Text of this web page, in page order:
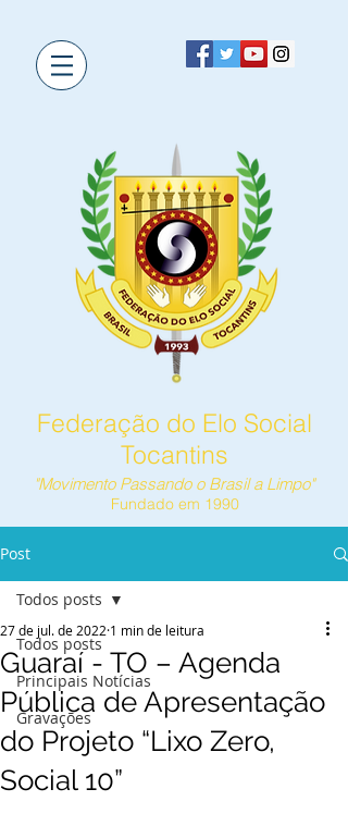
Federação do Elo Social
Tocantins
"Movimento Passando o Brasil a Limpo"
Fundado em 1990
Post
Todos posts
Principais Notícias
Gravações
Todos posts
Guaraí - TO – Agenda
Pública de Apresentação
do Projeto “Lixo Zero,
Social 10”
27 de jul. de 2022 1 min de leitura